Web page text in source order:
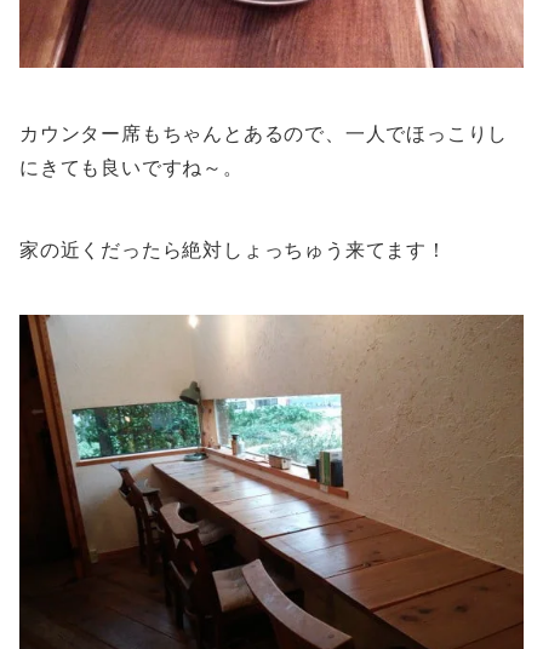
カウンター席もちゃんとあるので、一人でほっこりし
にきても良いですね～。
家の近くだったら絶対しょっちゅう来てます！